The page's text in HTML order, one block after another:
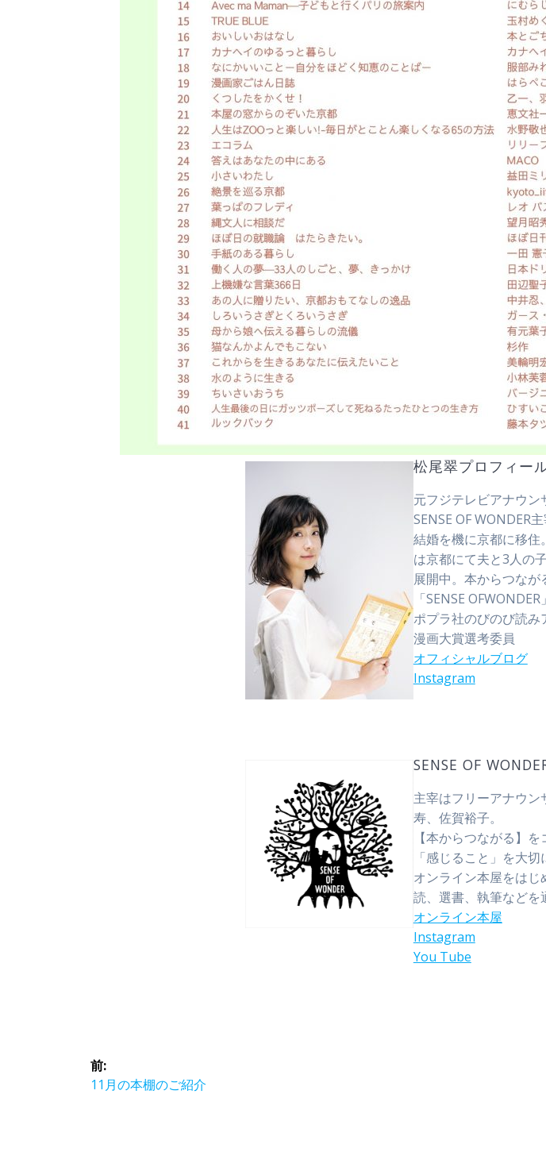
松尾翠プロフィー
元フジテレビアナウン
SENSE OF WONDER主
結婚を機に京都に移住
は京都にて夫と3人の
展開中。本からつな
「SENSE
ポプラ社のびのび読み
漫画大賞選考委員
オフィシャルブログ
Instagram
SENSE OF
主宰はフリーアナウン
寿、佐賀裕子。
【本からつながる】
「感じること」を大
オンライン本屋をは
読、選書、執筆などを
オンライン本屋
Instagram
You Tube
投
稿
前:
前
11月の本棚のご紹介